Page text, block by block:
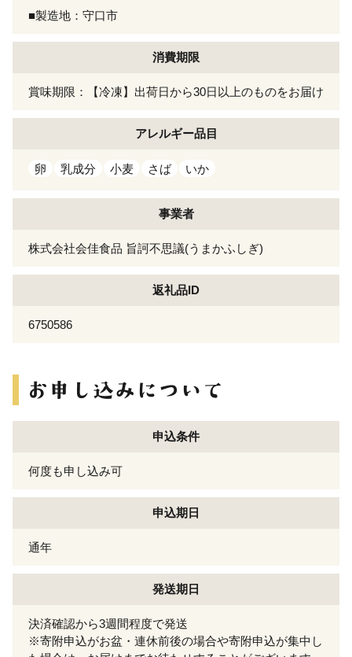
■製造地：守口市
消費期限
賞味期限：【冷凍】出荷日から30日以上のものをお届け
アレルギー品目
卵 乳成分 小麦 さば いか
事業者
株式会社会佳食品 旨訶不思議(うまかふしぎ)
返礼品ID
6750586
申込条件
何度も申し込み可
申込期日
通年
発送期日
決済確認から3週間程度で発送
※寄附申込がお盆・連休前後の場合や寄附申込が集中し